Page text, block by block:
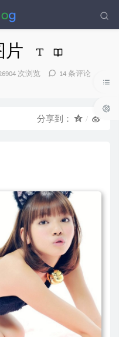
片
次浏览
14 条评论
分享到：